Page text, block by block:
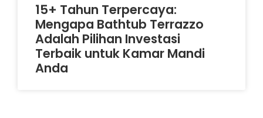
15+ Tahun Terpercaya:
Mengapa Bathtub Terrazzo
Adalah Pilihan Investasi
Terbaik untuk Kamar Mandi
Anda